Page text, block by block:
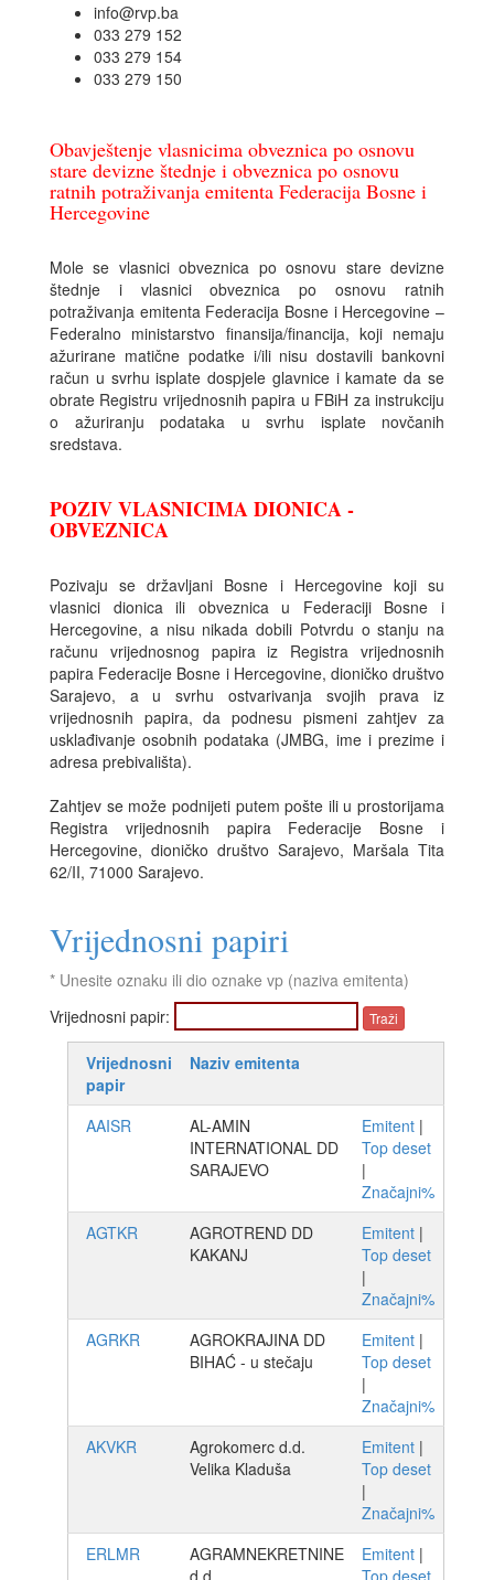
info@rvp.ba
033 279 152
033 279 154
033 279 150
Obavještenje vlasnicima obveznica po osnovu
stare devizne štednje i obveznica po osnovu
ratnih potraživanja emitenta Federacija Bosne i
Hercegovine
Mole se vlasnici obveznica po osnovu stare devizne
štednje i vlasnici obveznica po osnovu ratnih
potraživanja emitenta Federacija Bosne i Hercegovine –
Federalno ministarstvo finansija/financija, koji nemaju
ažurirane matične podatke i/ili nisu dostavili bankovni
račun u svrhu isplate dospjele glavnice i kamate da se
obrate Registru vrijednosnih papira u FBiH za instrukciju
o ažuriranju podataka u svrhu isplate novčanih
sredstava.
POZIV VLASNICIMA DIONICA -
OBVEZNICA
Pozivaju se državljani Bosne i Hercegovine koji su
vlasnici dionica ili obveznica u Federaciji Bosne i
Hercegovine, a nisu nikada dobili Potvrdu o stanju na
računu vrijednosnog papira iz Registra vrijednosnih
papira Federacije Bosne i Hercegovine, dioničko društvo
Sarajevo, a u svrhu ostvarivanja svojih prava iz
vrijednosnih papira, da podnesu pismeni zahtjev za
usklađivanje osobnih podataka (JMBG, ime i prezime i
adresa prebivališta).
Zahtjev se može podnijeti putem pošte ili u prostorijama
Registra vrijednosnih papira Federacije Bosne i
Hercegovine, dioničko društvo Sarajevo, Maršala Tita
62/II, 71000 Sarajevo.
Vrijednosni papiri
* Unesite oznaku ili dio oznake vp (naziva emitenta)
Vrijednosni papir:
Vrijednosni
papir
Naziv emitenta
AAISR
AL-AMIN
INTERNATIONAL DD
SARAJEVO
Emitent |
Top deset
|
Značajni%
AGTKR
AGROTREND DD
KAKANJ
Emitent |
Top deset
|
Značajni%
AGRKR
AGROKRAJINA DD
BIHAĆ - u stečaju
Emitent |
Top deset
|
Značajni%
AKVKR
Agrokomerc d.d.
Velika Kladuša
Emitent |
Top deset
|
Značajni%
ERLMR
AGRAMNEKRETNINE
Emitent |